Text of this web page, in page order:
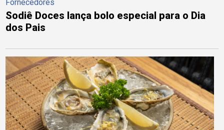
Fornecedores
Sodiê Doces lança bolo especial para o Dia
dos Pais